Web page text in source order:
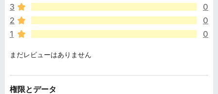
さ
れ
て
い
せ
3
0
2
0
1
0
まだレビューはありません
権限とデータ